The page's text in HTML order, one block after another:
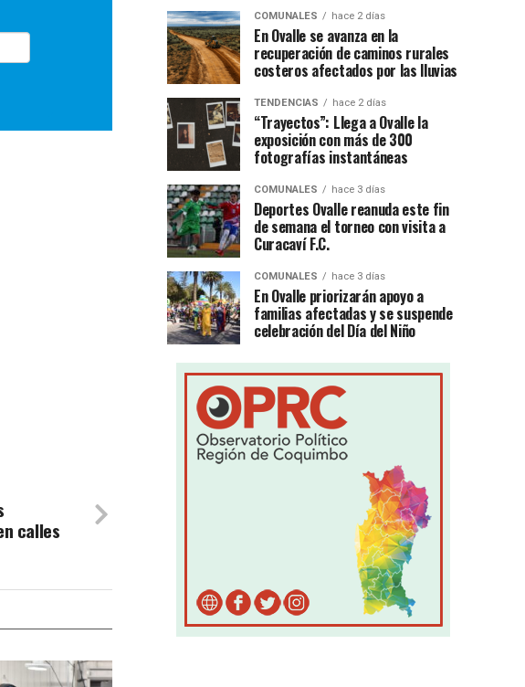
calles
COMUNALES hace 2 días
En Ovalle se avanza en la
recuperación de caminos rurales
costeros afectados por las lluvias
TENDENCIAS hace 2 días
“Trayectos”: Llega a Ovalle la
exposición con más de 300
fotografías instantáneas
COMUNALES hace 3 días
Deportes Ovalle reanuda este fin
de semana el torneo con visita a
Curacaví F.C.
COMUNALES hace 3 días
En Ovalle priorizarán apoyo a
familias afectadas y se suspende
celebración del Día del Niño